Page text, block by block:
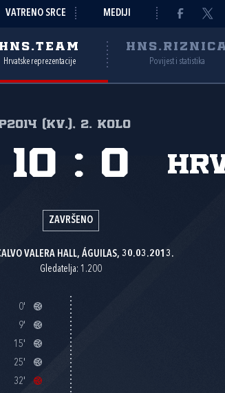
VATRENO SRCE MEDIJI
HNS.TEAM
Hrvatske reprezentacije Povijest i statistika
(kv.), 2. kolo
10 : 0
ZAVRŠENO
VALERA HALL, ÁGUILAS, 30.03.2013.
Gledatelja: 1.200
0'
9'
15'
25'
32'